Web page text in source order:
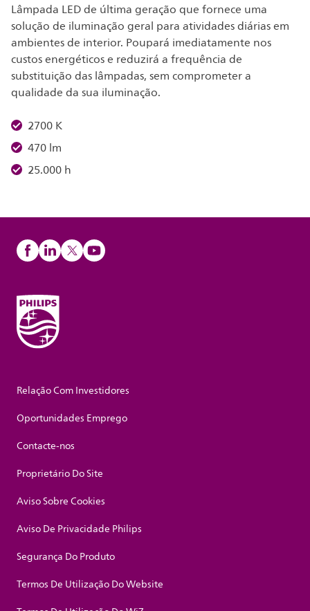
Lâmpada LED de última geração que fornece uma
solução de iluminação geral para atividades diárias em
ambientes de interior. Poupará imediatamente nos
custos energéticos e reduzirá a frequência de
substituição das lâmpadas, sem comprometer a
qualidade da sua iluminação.
2700 K
470 lm
25.000 h
Relação Com Investidores
Oportunidades Emprego
Contacte-nos
Proprietário Do Site
Aviso Sobre Cookies
Aviso De Privacidade Philips
Segurança Do Produto
Termos De Utilização Do Website